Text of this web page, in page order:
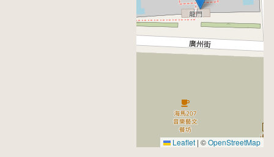
Leaflet | ©OpenStreetMap